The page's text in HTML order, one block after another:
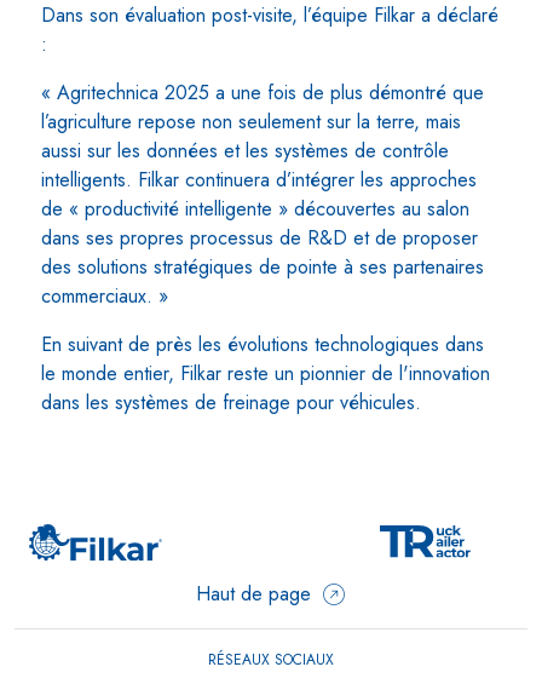
Dans son évaluation post-visite, l’équipe Filkar a déclaré
:
« Agritechnica 2025 a une fois de plus démontré que
l’agriculture repose non seulement sur la terre, mais
aussi sur les données et les systèmes de contrôle
intelligents. Filkar continuera d’intégrer les approches
de « productivité intelligente » découvertes au salon
dans ses propres processus de R&D et de proposer
des solutions stratégiques de pointe à ses partenaires
commerciaux. »
En suivant de près les évolutions technologiques dans
le monde entier, Filkar reste un pionnier de l'innovation
dans les systèmes de freinage pour véhicules.
Haut de page
RÉSEAUX SOCIAUX